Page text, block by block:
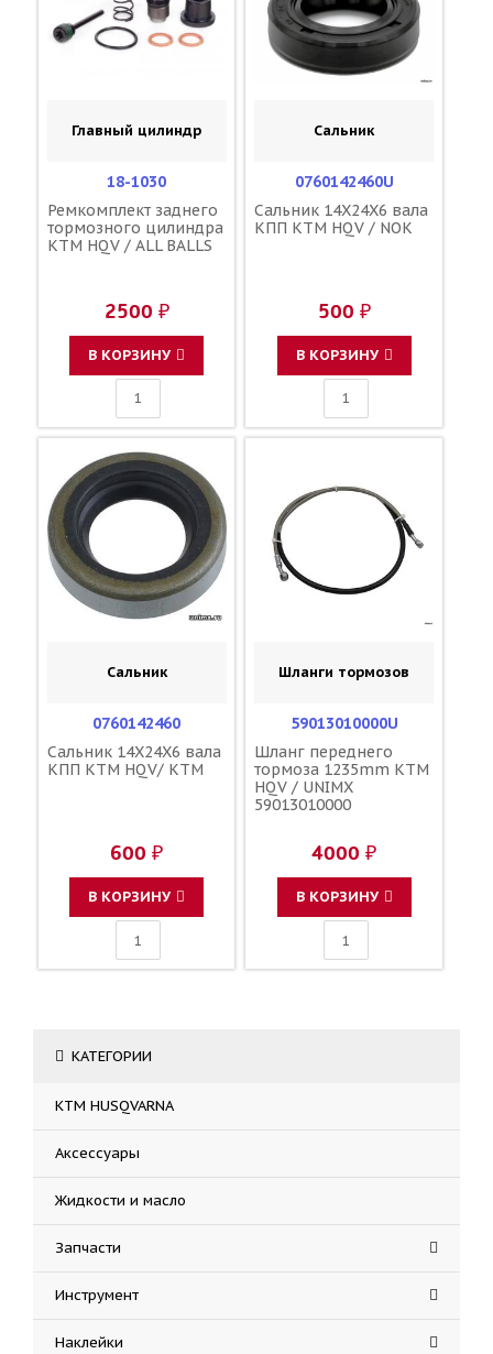
Главный цилиндр
18-1030
Ремкомплект заднего
тормозного цилиндра
KTM HQV / ALL BALLS
2500 ₽
В КОРЗИНУ
Сальник
0760142460U
Сальник 14X24X6 вала
КПП KTM HQV / NOK
500 ₽
В КОРЗИНУ
Сальник
0760142460
Сальник 14X24X6 вала
КПП KTM HQV/ KTM
600 ₽
В КОРЗИНУ
Шланги тормозов
59013010000U
Шланг переднего
тормоза 1235mm KTM
HQV / UNIMX
59013010000
4000 ₽
В КОРЗИНУ
КАТЕГОРИИ
KTM HUSQVARNA
Аксессуары
Жидкости и масло
Запчасти
Инструмент
Наклейки